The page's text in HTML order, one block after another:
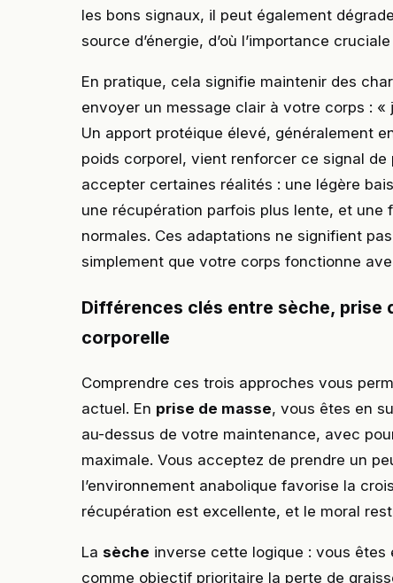
les bons signaux, il peut également
source d’énergie, d’où l’importance
En pratique, cela signifie maintenir des
envoyer un message clair à votre corps : «
Un apport protéique élevé, généralement
poids corporel, vient renforcer ce signal
accepter certaines réalités : une légère
une récupération parfois plus lente, et
normales. Ces adaptations ne signifient
simplement que votre corps fonctionne
Différences clés entre sèche, prise
corporelle
Comprendre ces trois approches vous
actuel. En prise de masse, vous êtes en
au-dessus de votre maintenance, avec
maximale. Vous acceptez de prendre un
l’environnement anabolique favorise la
récupération est excellente, et le moral
La sèche inverse cette logique : vous
comme objectif prioritaire la perte de